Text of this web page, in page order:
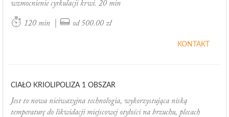
wzmocnienie cyrkulacji krwi. 20 min
120 min od 500.00 zł
KONTAKT
CIAŁO KRIOLIPOLIZA 1 OBSZAR
Jest to nowa nieiwazyjna technologia, wykorzystująca niską
temperaturę do likwidacji miejscowej otyłości na brzuchu, plecach